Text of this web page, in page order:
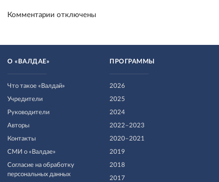
Комментарии отключены
О «ВАЛДАЕ»
Что такое «Валдай»
Учредители
Руководители
Авторы
Контакты
СМИ о «Валдае»
Согласие на обработку
персональных данных
ПРОГРАММЫ
2026
2025
2024
2022–2023
2020–2021
2019
2018
2017